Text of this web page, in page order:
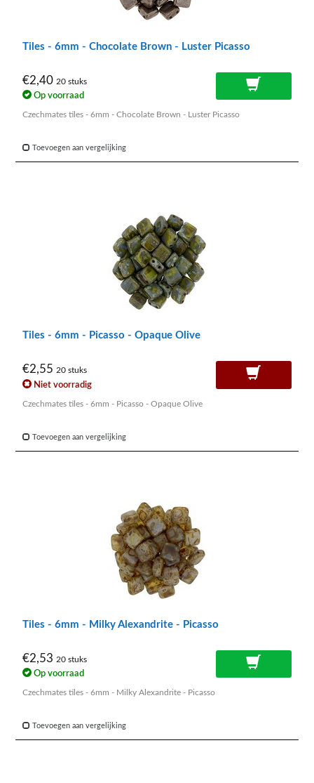
Tiles - 6mm - Chocolate Brown - Luster Picasso
€2,40 20 stuks
Op voorraad
Czechmates tiles - 6mm - Chocolate Brown - Luster Picasso
Toevoegen aan vergelijking
Tiles - 6mm - Picasso - Opaque Olive
€2,55 20 stuks
Niet voorradig
Czechmates tiles - 6mm - Picasso - Opaque Olive
Toevoegen aan vergelijking
Tiles - 6mm - Milky Alexandrite - Picasso
€2,53 20 stuks
Op voorraad
Czechmates tiles - 6mm - Milky Alexandrite - Picasso
Toevoegen aan vergelijking